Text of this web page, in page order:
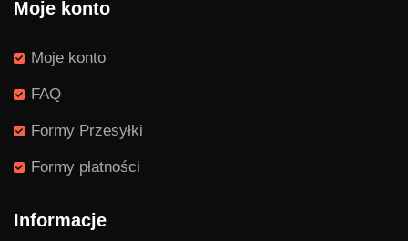
Moje konto
Moje konto
FAQ
Formy Przesyłki
Formy płatności
Informacje